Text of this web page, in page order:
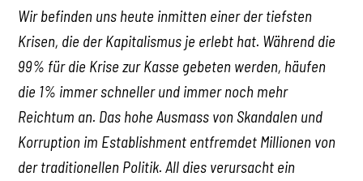
Wir befinden uns heute inmitten einer der tiefsten
Krisen, die der Kapitalismus je erlebt hat. Während die
99% für die Krise zur Kasse gebeten werden, häufen
die 1% immer schneller und immer noch mehr
Reichtum an. Das hohe Ausmass von Skandalen und
Korruption im Establishment entfremdet Millionen von
der traditionellen Politik. All dies verursacht ein